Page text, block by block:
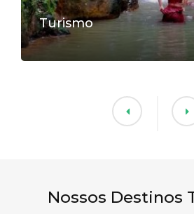
Turismo
Nossos Destinos